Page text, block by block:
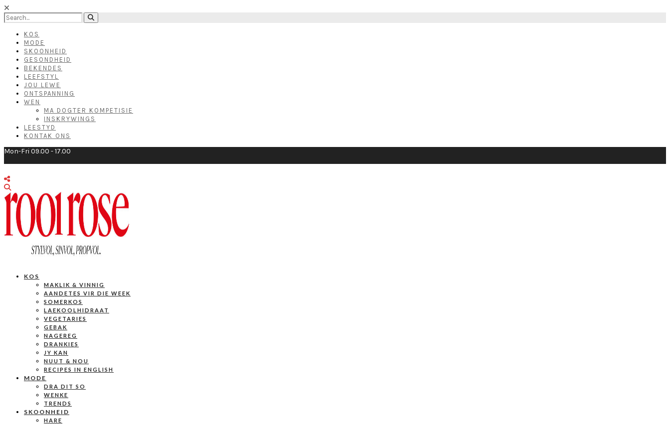
KOS
MODE
SKOONHEID
GESONDHEID
BEKENDES
LEEFSTYL
JOU LEWE
ONTSPANNING
WEN
MA DOGTER KOMPETISIE
INSKRYWINGS
LEESTYD
KONTAK ONS
Mon-Fri 09.00 - 17.00
KOS
MAKLIK & VINNIG
AANDETES VIR DIE WEEK
SOMERKOS
LAEKOOLHIDRAAT
VEGETARIES
GEBAK
NAGEREG
DRANKIES
JY KAN
NUUT & NOU
RECIPES IN ENGLISH
MODE
DRA DIT SO
WENKE
TRENDS
SKOONHEID
HARE